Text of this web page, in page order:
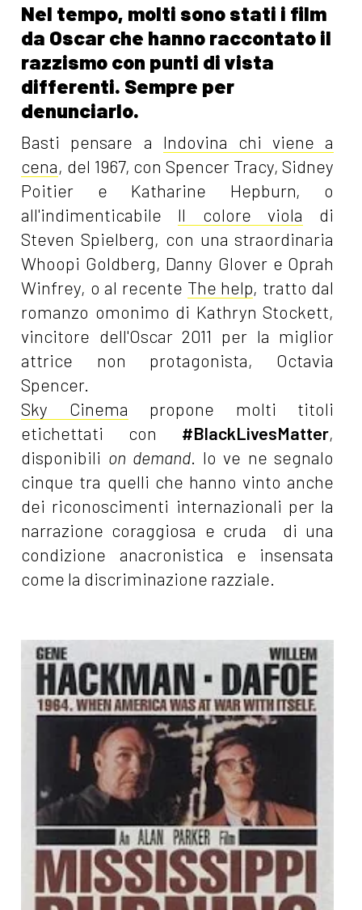
Nel tempo, molti sono stati i film
da Oscar che hanno raccontato il
razzismo con punti di vista
differenti. Sempre per
denunciarlo.
Basti pensare a Indovina chi viene a
cena, del 1967, con Spencer Tracy, Sidney
Poitier e Katharine Hepburn, o
all'indimenticabile Il colore viola di
Steven Spielberg, con una straordinaria
Whoopi Goldberg, Danny Glover e Oprah
Winfrey, o al recente The help, tratto dal
romanzo omonimo di Kathryn Stockett,
vincitore dell'Oscar 2011 per la miglior
attrice non protagonista, Octavia
Spencer.
Sky Cinema propone molti titoli
etichettati con #BlackLivesMatter,
disponibili on demand. Io ve ne segnalo
cinque tra quelli che hanno vinto anche
dei riconoscimenti internazionali per la
narrazione coraggiosa e cruda di una
condizione anacronistica e insensata
come la discriminazione razziale.